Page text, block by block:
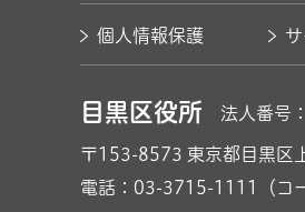
個人情報保護
目黒区役所 法人番号
〒153-8573 東京都目黒区
電話：03-3715-1111（コ